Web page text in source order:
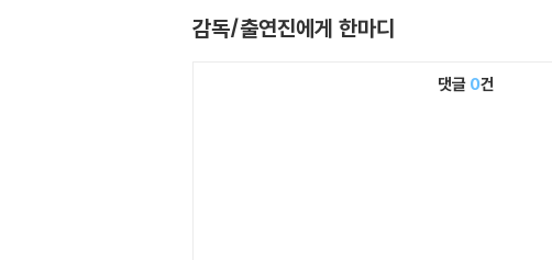
감독/출연진에게 한마디
댓글 0건